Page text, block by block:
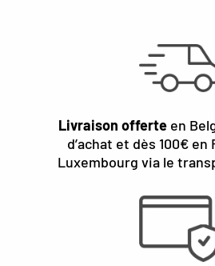
Livraison offerteen
d’achat et dès 100€ en
Luxembourg via le